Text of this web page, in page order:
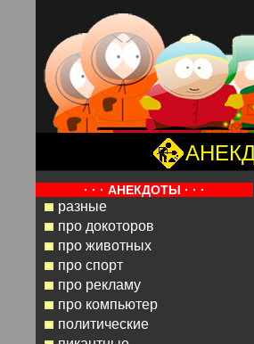
· · · АНЕКДОТЫ · · ·
разные
про докоторов
про животных
про спорт
про рекламу
про компьютер
политические